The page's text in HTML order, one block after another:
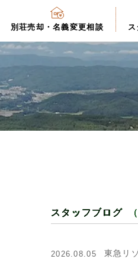
別荘売却・名義変更相談
スタッフブログ
2026.08.05 東急リ